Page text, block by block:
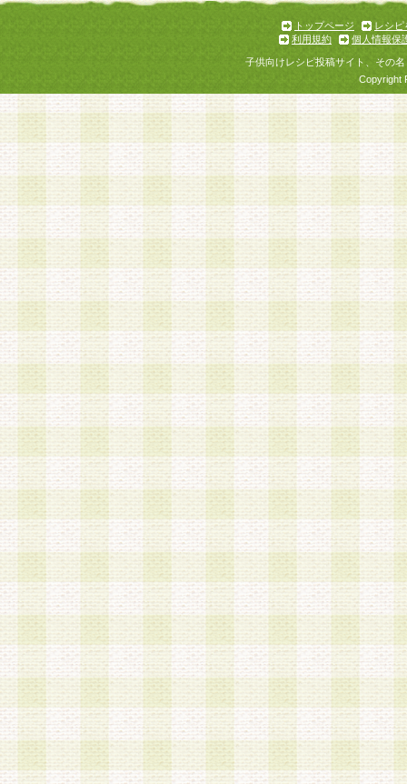
トップページ
レシピ
利用規約
個人情報保
子供向けレシピ投稿サイト、その
Copyright